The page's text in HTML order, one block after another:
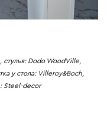
Dodo WoodVille,
у стола: Villeroy&Boch,
Steel-decor